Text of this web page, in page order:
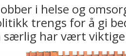
i helse og
trengs for å gi
særlig har vært